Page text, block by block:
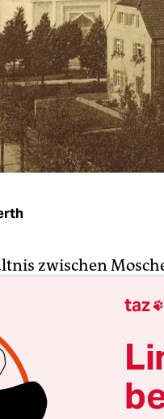
zwischen
offene Türen ein.
ernsthaft
über den Islam
sind leider
taz 